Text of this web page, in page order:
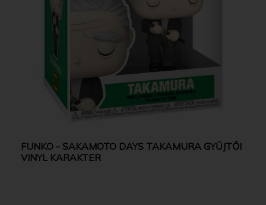
FUNKO - SAKAMOTO DAYS TAKAMURA GYŰJTŐI
VINYL KARAKTER